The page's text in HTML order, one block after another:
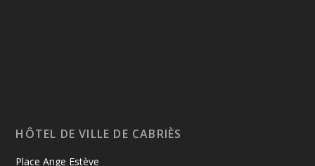
HÔTEL DE VILLE DE CABRIÈS
Place Ange Estève